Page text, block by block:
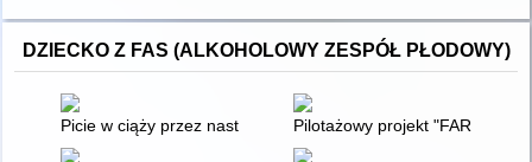
DZIECKO Z FAS (ALKOHOLOWY ZESPÓŁ PŁODOWY)
Picie w ciąży przez nastolatki - jak podwyższyć skuteczność
Pilotażowy projekt "FAR SEAS"